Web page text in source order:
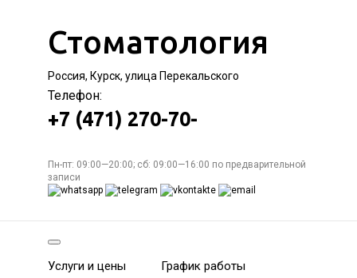
Стоматология
Россия, Курск, улица Перекальского
Телефон:
+7 (471) 270-70-
Пн-пт: 09:00—20:00; сб: 09:00—16:00 по предварительной
записи
Услуги и цены График работы